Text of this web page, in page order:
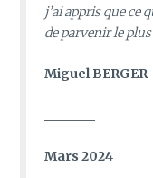
j’ai appris que ce
de parvenir le
Miguel BERGER
Mars 2024